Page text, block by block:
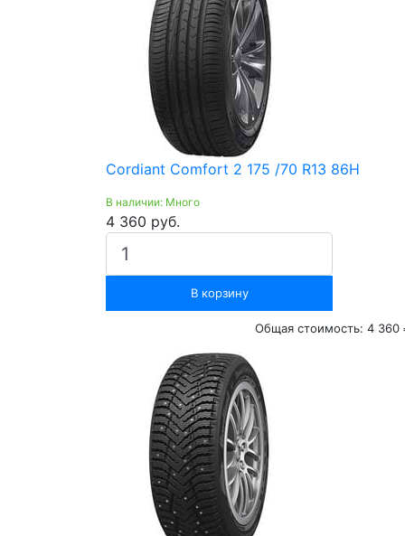
Cordiant Comfort 2 175 /70 R13 86H
В наличии: Много
4 360 руб.
В корзину
Общая стоимость: 4 360